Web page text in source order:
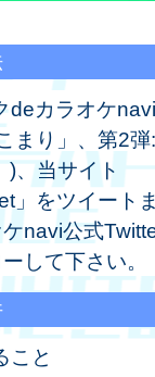
deカラオケ
まり」、第2
、当サイト
」をツイート
navi公式
して下さい。
こと